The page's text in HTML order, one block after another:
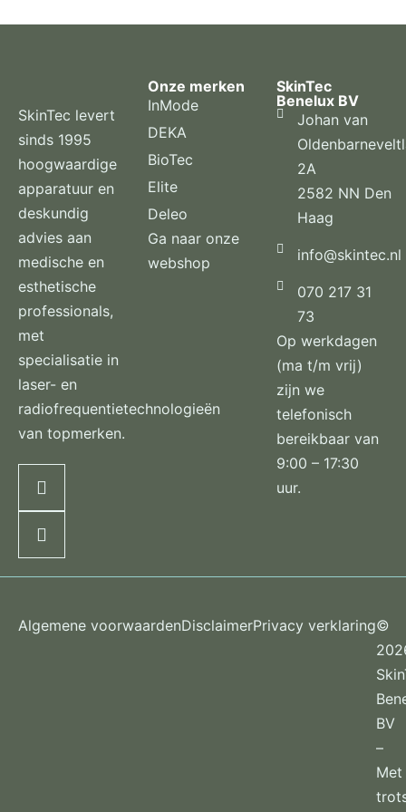
SkinTec levert
sinds 1995
hoogwaardige
apparatuur en
deskundig
advies aan
medische en
esthetische
professionals,
met
specialisatie in
laser- en
radiofrequentietechnologieën
van topmerken.
Onze merken
InMode
DEKA
BioTec
Elite
Deleo
Ga naar onze
webshop
SkinTec
Benelux BV
Johan van
2A
2582 NN Den
Haag
info@skintec.nl
070 217 31
73
Op werkdagen
(ma t/m vrij)
zijn we
telefonisch
bereikbaar van
9:00 – 17:30
uur.
Algemene voorwaardenDisclaimerPrivacy verklaring©
BV
–
Met